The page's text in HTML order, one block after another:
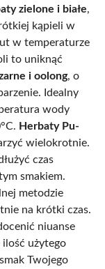
zielone i białe,
kąpieli w
w temperaturze
to uniknąć
i oolong, o
Idealny
wody
Herbaty Pu-
wielokrotnie.
czas
smakiem.
metodzie
na krótki czas.
niuanse
ilość użytego
Twojego